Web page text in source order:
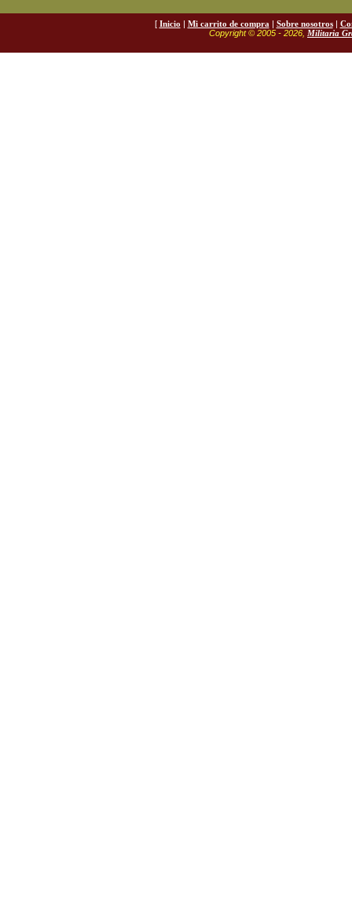
[ Inicio | Mi carrito de compra | Sobre nosotros|
Copyright © 2005 - 2026, Militaria